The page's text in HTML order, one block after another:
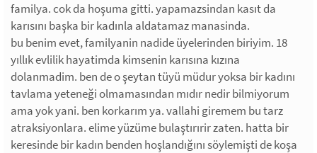
familya. cok da hoşuma gitti. yapamazsindan kasıt da
karısını başka bir kadınla aldatamaz manasinda.
bu benim evet, familyanin nadide üyelerinden biriyim. 18
yıllık evlilik hayatimda kimsenin karısına kızına
dolanmadim. ben de o şeytan tüyü müdur yoksa bir kadını
tavlama yeteneği olmamasından mıdır nedir bilmiyorum
ama yok yani. ben korkarım ya. vallahi giremem bu tarz
atraksiyonlara. elime yüzüme bulaştırırir zaten. hatta bir
keresinde bir kadın benden hoşlandığını söylemişti de koşa